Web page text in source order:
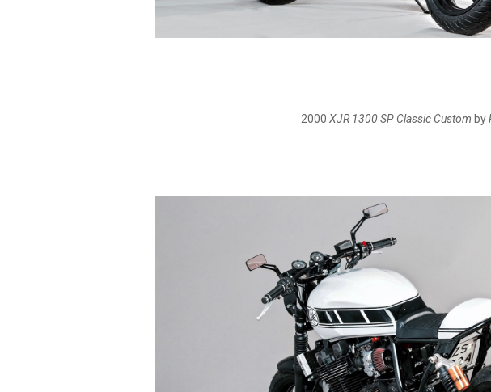
2000 XJR 1300 SP Classic Custom by